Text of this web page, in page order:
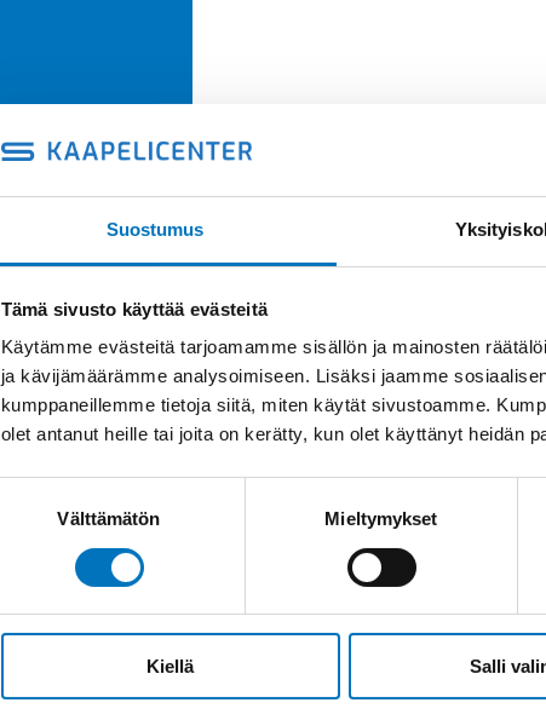
Suostumus
Tämä sivusto käyttää evästeitä
Käytämme evästeitä tarjoamamme sisällön ja mainosten
ja kävijämäärämme analysoimiseen. Lisäksi jaamme
kumppaneillemme tietoja siitä, miten käytät sivustoamme.
olet antanut heille tai joita on kerätty, kun olet käyttänyt heidän
Välttämätön Mieltymykset
Kiellä Salli